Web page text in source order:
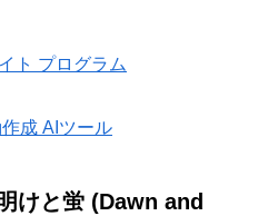
ト プログラム
成 AIツール
けと蛍 (Dawn and